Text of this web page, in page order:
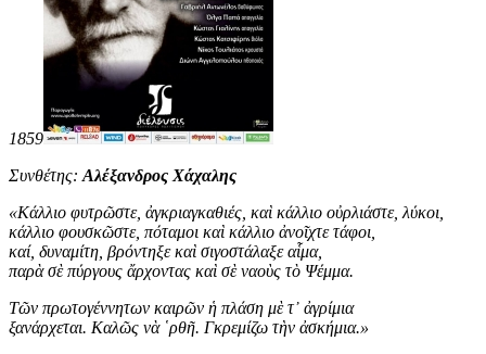
1859
Συνθέτης: Αλέξανδρος Χάχαλης
«Κάλλιο φυτρῶστε, ἀγκριαγκαθιές, καὶ κάλλιο οὐρλιάστε, λύκοι,
κάλλιο φουσκῶστε, πόταμοι καὶ κάλλιο ἀνοῖχτε τάφοι,
καί, δυναμίτη, βρόντηξε καὶ σιγοστάλαξε αἷμα,
παρὰ σὲ πύργους ἄρχοντας καὶ σὲ ναοὺς τὸ Ψέμμα.
Τῶν πρωτογέννητων καιρῶν ἡ πλάση μὲ τ᾿ ἀγρίμια
ξανάρχεται. Καλῶς νὰ ῾ρθῆ. Γκρεμίζω τὴν ἀσκήμια.»